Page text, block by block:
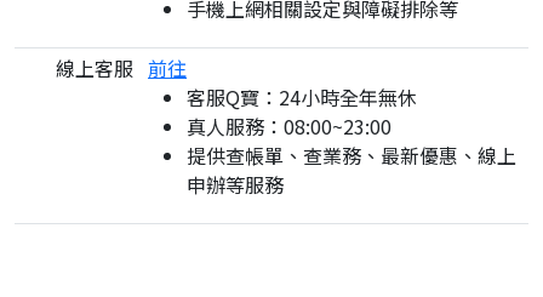
手機上網相關設定與障礙排除等
線上客服 前往
客服Q寶：24小時全年無休
真人服務：08:00~23:00
提供查帳單、查業務、最新優惠、線上
申辦等服務